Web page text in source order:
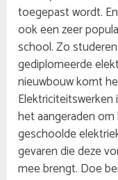
toegepast wordt.
ook een zeer
school. Zo
gediplomeerde
nieuwbouw komt
het aangeraden
geschoolde
gevaren die deze
mee brengt. Doe